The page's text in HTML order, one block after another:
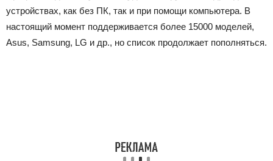
устройствах, как без ПК, так и при помощи компьютера. В
настоящий момент поддерживается более 15000 моделей,
Asus, Samsung, LG и др., но список продолжает пополняться.